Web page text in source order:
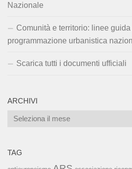
Nazionale
Comunità e territorio: linee guida
programmazione urbanistica
Scarica tutti i documenti ufficiali
ARCHIVI
Archivi
TAG